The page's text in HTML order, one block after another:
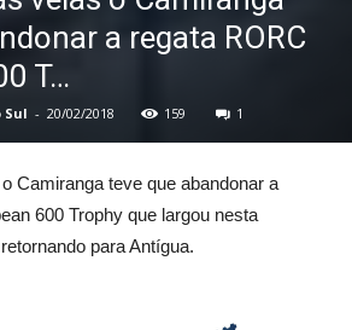
a regata RORC
T…
Sul - 20/02/2018 159 1
Camiranga teve que abandonar a
600 Trophy que largou nesta
para Antígua.